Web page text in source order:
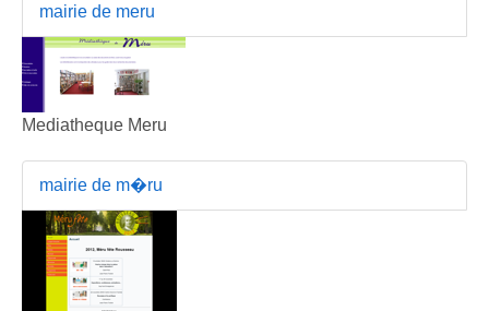
mairie de meru
Mediatheque Meru
mairie de m�ru